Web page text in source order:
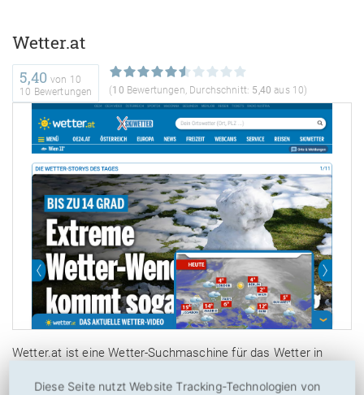
Wetter.at
5,40 von 10
10 Bewertungen
(10 Bewertungen, Durchschnitt: 5,40 aus 10)
Wetter.at ist eine Wetter-Suchmaschine für das Wetter in
Diese Seite nutzt Website Tracking-Technologien von